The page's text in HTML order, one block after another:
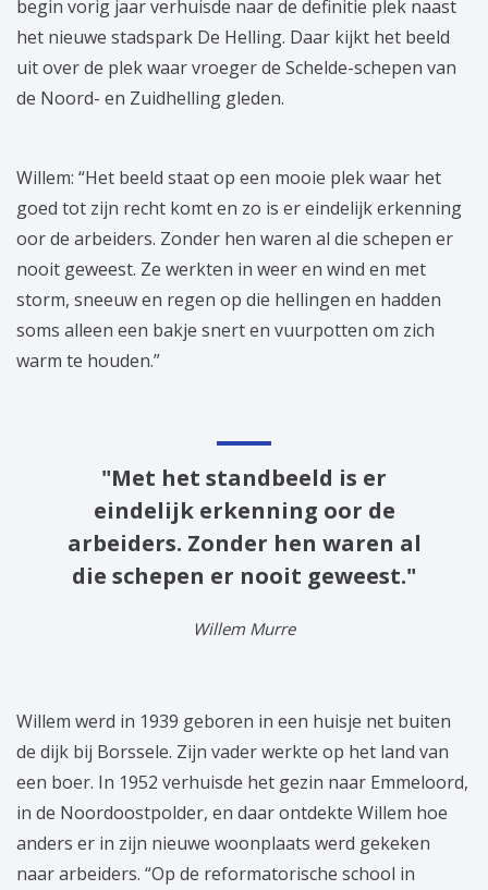
begin vorig jaar verhuisde naar de definitie plek naast
het nieuwe stadspark De Helling. Daar kijkt het beeld
uit over de plek waar vroeger de Schelde-schepen van
de Noord- en Zuidhelling gleden.
Willem: “Het beeld staat op een mooie plek waar het
goed tot zijn recht komt en zo is er eindelijk erkenning
oor de arbeiders. Zonder hen waren al die schepen er
nooit geweest. Ze werkten in weer en wind en met
storm, sneeuw en regen op die hellingen en hadden
soms alleen een bakje snert en vuurpotten om zich
warm te houden.”
"Met het standbeeld is er
eindelijk erkenning oor de
arbeiders. Zonder hen waren al
die schepen er nooit geweest."
Willem Murre
Willem werd in 1939 geboren in een huisje net buiten
de dijk bij Borssele. Zijn vader werkte op het land van
een boer. In 1952 verhuisde het gezin naar Emmeloord,
in de Noordoostpolder, en daar ontdekte Willem hoe
anders er in zijn nieuwe woonplaats werd gekeken
naar arbeiders. “Op de reformatorische school in